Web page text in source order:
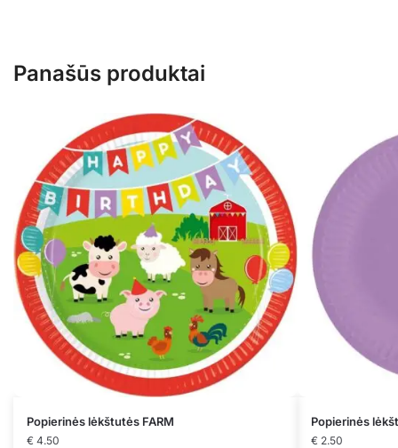
Panašūs produktai
Popierinės lėkštutės FARM
€ 4.50
Popierinės
€ 2.50